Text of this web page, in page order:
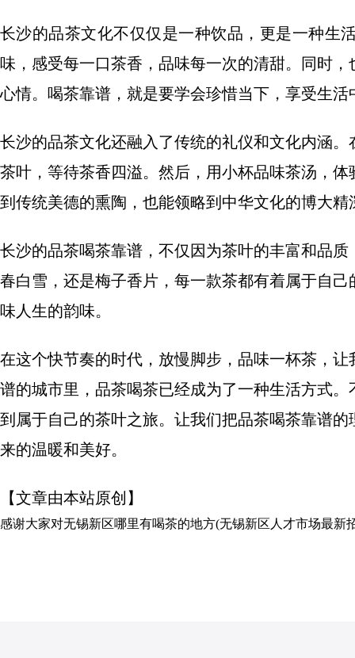
长沙的品茶文化不仅仅是一种饮品，更是一种生
味，感受每一口茶香，品味每一次的清甜。同时
心情。喝茶靠谱，就是要学会珍惜当下，享受生
长沙的品茶文化还融入了传统的礼仪和文化内涵
茶叶，等待茶香四溢。然后，用小杯品味茶汤，
到传统美德的熏陶，也能领略到中华文化的博大精
长沙的品茶喝茶靠谱，不仅因为茶叶的丰富和品
春白雪，还是梅子香片，每一款茶都有着属于自
味人生的韵味。
在这个快节奏的时代，放慢脚步，品味一杯茶，
谱的城市里，品茶喝茶已经成为了一种生活方式
到属于自己的茶叶之旅。让我们把品茶喝茶靠谱
来的温暖和美好。
【文章由本站原创】
感谢大家对无锡新区哪里有喝茶的地方(无锡新区人才市场最新